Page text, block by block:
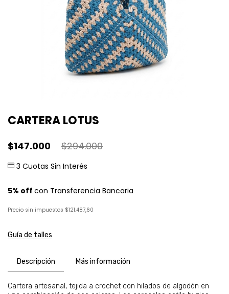
CARTERA LOTUS
$147.000 $294.000
Precio sin impuestos $121.487,60
Guía de talles
Descripción Más información
Cartera artesanal, tejida a crochet con hilados de algodón en